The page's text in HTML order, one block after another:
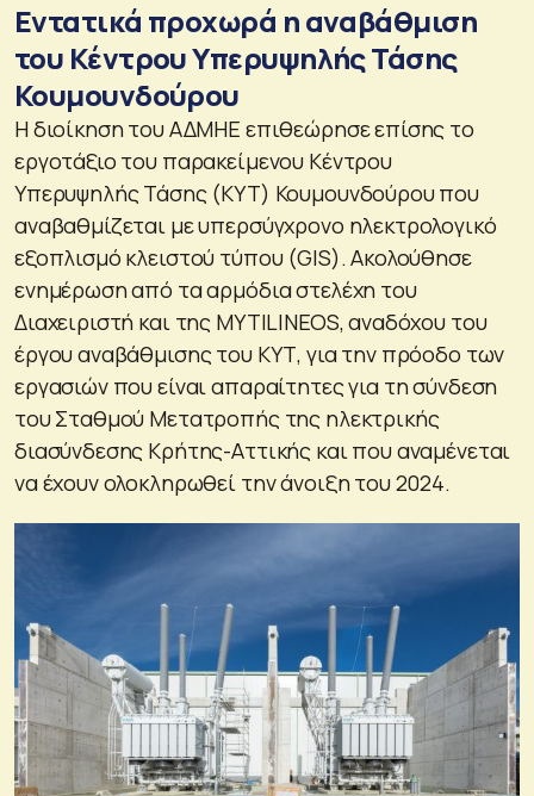
Εντατικά προχωρά η αναβάθμιση
του Κέντρου Υπερυψηλής Τάσης
Κουμουνδούρου
Η διοίκηση του ΑΔΜΗΕ επιθεώρησε επίσης το
εργοτάξιο του παρακείμενου Κέντρου
Υπερυψηλής Τάσης (ΚΥΤ) Κουμουνδούρου που
αναβαθμίζεται με υπερσύγχρονο ηλεκτρολογικό
εξοπλισμό κλειστού τύπου (GIS). Ακολούθησε
ενημέρωση από τα αρμόδια στελέχη του
Διαχειριστή και της MYTILINEOS, αναδόχου του
έργου αναβάθμισης του ΚΥΤ, για την πρόοδο των
εργασιών που είναι απαραίτητες για τη σύνδεση
του Σταθμού Μετατροπής της ηλεκτρικής
διασύνδεσης Κρήτης-Αττικής και που αναμένεται
να έχουν ολοκληρωθεί την άνοιξη του 2024.